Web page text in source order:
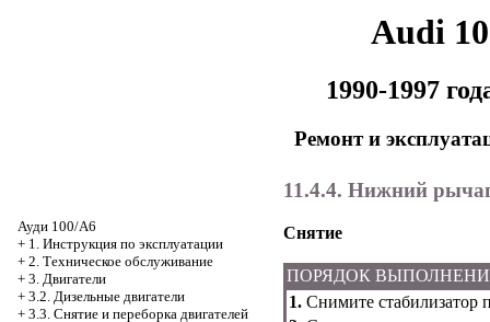
Audi
1990-1997
Ремонт и
Ауди 100/А6
+ 1. Инструкция по эксплуатации
+ 2. Техническое обслуживание
+ 3. Двигатели
+ 3.2. Дизельные двигатели
+ 3.3. Снятие и переборка двигателей
11.4.4. Нижний
Снятие
ПОРЯДОК
1. Снимите стабилизатор